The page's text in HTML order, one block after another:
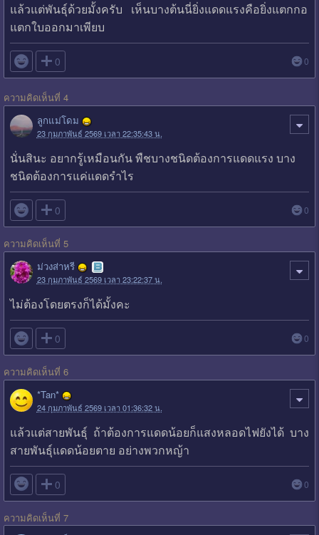
แล้วแต่พันธุ์ด้วยมั้งครับ เห็นบางต้นนี่ยิ่งแดดแรงคือยิ่งแตกกอ
แตกใบออกมาเพียบ
 0 0
ความคิดเห็นที่ 4
ลูกแม่โดม
23 กุมภาพันธ์ 2569 เวลา 22:35:43 น.
นั่นสินะ อยากรู้เหมือนกัน พืชบางชนิดต้องการแดดแรง บาง
ชนิดต้องการแค่แดดรำไร
 0 0
ความคิดเห็นที่ 5
ม่วงส่าหรี
23 กุมภาพันธ์ 2569 เวลา 23:22:37 น.
ไม่ต้องโดยตรงก็ได้มั้งคะ
 0 0
ความคิดเห็นที่ 6
*Tan*
24 กุมภาพันธ์ 2569 เวลา 01:36:32 น.
แล้วแต่สายพันธุ์ ถ้าต้องการแดดน้อยก็แสงหลอดไฟยังได้ บาง
สายพันธุ์แดดน้อยตาย อย่างพวกหญ้า
 0 0
ความคิดเห็นที่ 7